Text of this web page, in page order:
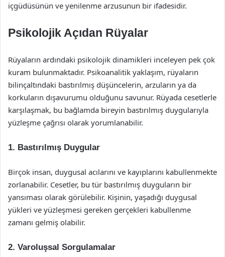
içgüdüsünün ve yenilenme arzusunun bir ifadesidir.
Psikolojik Açıdan Rüyalar
Rüyaların ardındaki psikolojik dinamikleri inceleyen pek çok
kuram bulunmaktadır. Psikoanalitik yaklaşım, rüyaların
bilinçaltındaki bastırılmış düşüncelerin, arzuların ya da
korkuların dışavurumu olduğunu savunur. Rüyada cesetlerle
karşılaşmak, bu bağlamda bireyin bastırılmış duygularıyla
yüzleşme çağrısı olarak yorumlanabilir.
1. Bastırılmış Duygular
Birçok insan, duygusal acılarını ve kayıplarını kabullenmekte
zorlanabilir. Cesetler, bu tür bastırılmış duyguların bir
yansıması olarak görülebilir. Kişinin, yaşadığı duygusal
yükleri ve yüzleşmesi gereken gerçekleri kabullenme
zamanı gelmiş olabilir.
2. Varoluşsal Sorgulamalar